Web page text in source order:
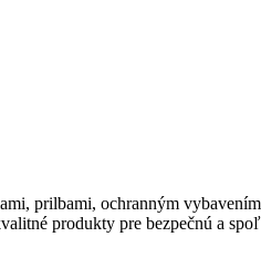
prilbami, ochranným
produkty pre bezpečnú a